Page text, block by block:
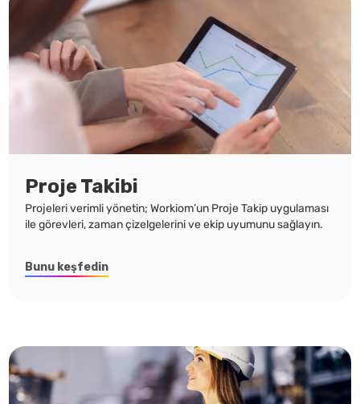
Proje Takibi
Projeleri verimli yönetin; Workiom’un Proje Takip uygulaması
ile görevleri, zaman çizelgelerini ve ekip uyumunu sağlayın.
Bunu keşfedin